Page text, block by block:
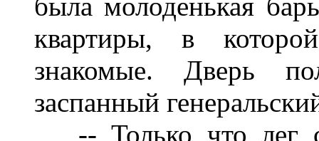
квартиры, в
знакомые. Дверь
заспанный
-- Только что лег